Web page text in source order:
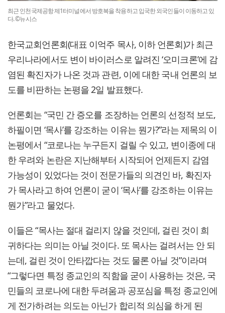
최근 인천국제공항 제1터미널에서 방호복을 착용하고 입국한 외국인들이 이동하고 있
다. ©뉴시스
한국교회언론회(대표 이억주 목사, 이하 언론회)가 최근
우리나라에서도 변이 바이러스로 알려진 ‘오미크론’에 감
염된 확진자가 나온 것과 관련, 이에 대한 국내 언론의 보
도를 비판하는 논평을 2일 발표했다.
언론회는 “국민 간 증오를 조장하는 언론의 선정적 보도,
하필이면 ‘목사’를 강조하는 이유는 뭔가?”라는 제목의 이
논평에서 “코로나는 누구든지 걸릴 수 있고, 변이종에 대
한 우려와 논란은 지난해부터 시작되어 언제든지 감염
가능성이 있었다는 것이 전문가들의 의견인 바, 확진자
가 목사라고 하여 언론이 굳이 ‘목사’를 강조하는 이유는
뭔가”라고 물었다.
이들은 “목사는 절대 걸리지 않을 것인데, 걸린 것이 희
귀하다는 의미는 아닐 것이다. 또 목사는 걸려서는 안 되
는데, 걸린 것이 안타깝다는 것도 물론 아닐 것”이라며
“그렇다면 특정 종교인의 직함을 굳이 사용하는 것은, 국
민들의 코로나에 대한 두려움과 공포심을 특정 종교인에
게 전가하려는 의도는 아닌가 합리적 의심을 하게 된